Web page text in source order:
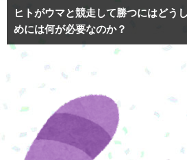
ヒトがウマと競走して勝つにはどう
めには何が必要なのか？